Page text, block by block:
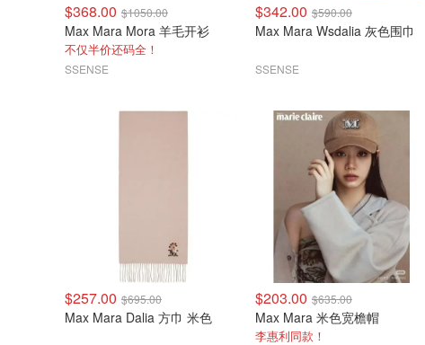
$368.00 $1050.00
Max Mara Mora 羊毛开衫
不仅半价还码全！
SSENSE
$342.00 $590.00
Max Mara Wsdalia 灰色围巾
SSENSE
$257.00 $695.00
Max Mara Dalia 方巾 米色
$203.00 $635.00
Max Mara 米色宽檐帽
李惠利同款！